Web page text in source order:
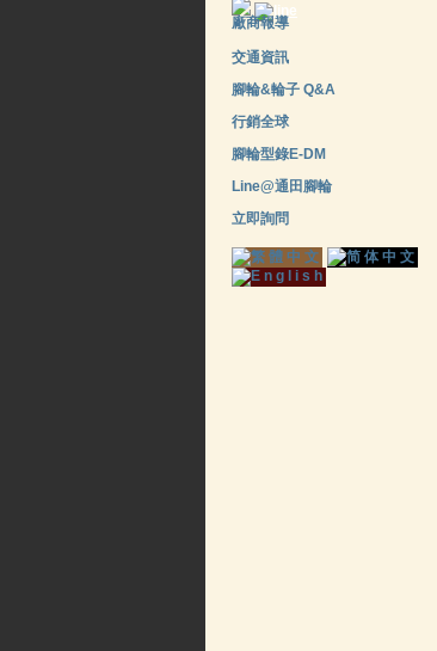
廠商報導
交通資訊
腳輪&輪子 Q&A
行銷全球
腳輪型錄E-DM
Line@通田腳輪
立即詢問